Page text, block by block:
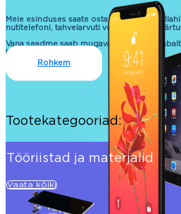
Meie esinduses saate osta uue seadme
nutitelefoni, tahvelarvuti või sülearvuti
Vana seadme saab mugavalt ja
kaudu.
Rohkem
Tootekategooriad:
Tööriistad ja materjalid
Vaata kõiki